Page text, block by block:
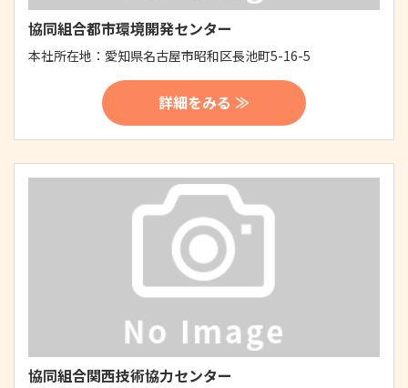
協同組合都市環境開発センター
本社所在地： 愛知県名古屋市昭和区長池町5-16-5
詳細をみる ≫
協同組合関西技術協力センター